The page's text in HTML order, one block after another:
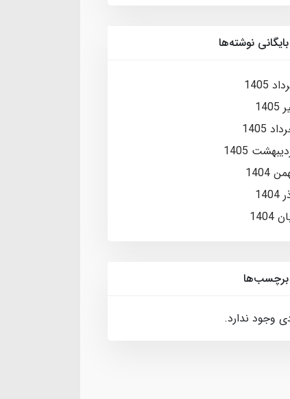
بایگانی نوشته‌ها
1405
1405
1405
1404
1404
برچسب‌ها
وجود ندارد.